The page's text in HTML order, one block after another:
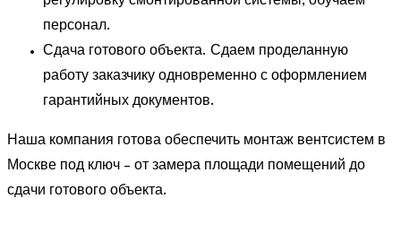
персонал.
Сдача готового объекта. Сдаем проделанную
работу заказчику одновременно с оформлением
гарантийных документов.
Наша компания готова обеспечить монтаж вентсистем в
Москве под ключ – от замера площади помещений до
сдачи готового объекта.